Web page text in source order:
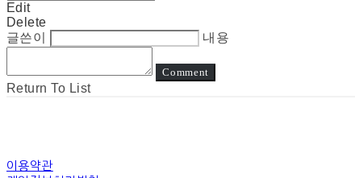
Edit
Delete
글쓴이
내용
Comment
Return To List
이용약관